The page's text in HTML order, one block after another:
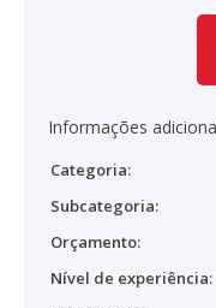
Informações
Categoria:
Subcategoria:
Orçamento:
Nível de experiência: